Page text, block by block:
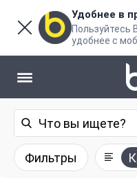
Удобнее в
Пользуйтесь
удобнее с
Фильтры